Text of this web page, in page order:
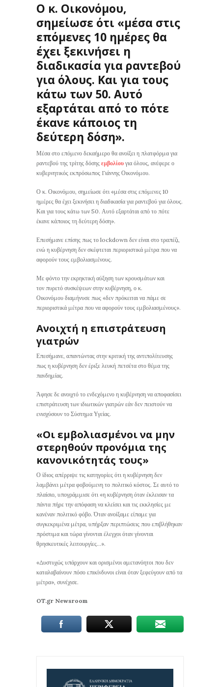
Ο κ. Οικονόμου,
σημείωσε ότι «μέσα στις
επόμενες 10 ημέρες θα
έχει ξεκινήσει η
διαδικασία για ραντεβού
για όλους. Και για τους
κάτω των 50. Αυτό
εξαρτάται από το πότε
έκανε κάποιος τη
δεύτερη δόση».
Μέσα στο επόμενο δεκαήμερο θα ανοίξει η πλατφόρμα για
ραντεβού της τρίτης δόσης εμβολίου για όλους, ανέφερε ο
κυβερνητικός εκπρόσωπος Γιάννης Οικονόμου.
Ο κ. Οικονόμου, σημείωσε ότι «μέσα στις επόμενες 10
ημέρες θα έχει ξεκινήσει η διαδικασία για ραντεβού για όλους.
Και για τους κάτω των 50. Αυτό εξαρτάται από το πότε
έκανε κάποιος τη δεύτερη δόση».
Επεσήμανε επίσης πως το lockdown δεν είναι στο τραπέζι,
ενώ η κυβέρνηση δεν σκέφτεται περιοριστικά μέτρα που να
αφορούν τους εμβολιασμένους.
Με φόντο την εκρηκτική αύξηση των κρουσμάτων και
τον πυρετό συσκέψεων στην κυβέρνηση, ο κ.
Οικονόμου διαμήνυσε πως «δεν πρόκειται να πάμε σε
περιοριστικά μέτρα που να αφορούν τους εμβολιασμένους».
Ανοιχτή η επιστράτευση
γιατρών
Επεσήμανε, απαντώντας στην κριτική της αντιπολίτευσης
πως η κυβέρνηση δεν έριξε λευκή πετσέτα στο θέμα της
πανδημίας.
Άφησε δε ανοιχτό το ενδεχόμενο η κυβέρνηση να αποφασίσει
επιστράτευση των ιδιωτικών γιατρών εάν δεν πειστούν να
ενισχύσουν το Σύστημα Υγείας.
«Οι εμβολιασμένοι να μην
στερηθούν προνόμια της
κανονικότητάς τους»
Ο ίδιος απέρριψε τις κατηγορίες ότι η κυβέρνηση δεν
λαμβάνει μέτρα φοβούμενη το πολιτικό κόστος. Σε αυτό το
πλαίσιο, υπογράμμισε ότι «η κυβέρνηση όταν έκλεισαν τα
πάντα πήρε την απόφαση να κλείσει και τις εκκλησίες με
κανέναν πολιτικό φόβο. Όταν ανοίξαμε είπαμε για
συγκεκριμένα μέτρα, υπήρξαν περιπτώσεις που επιβλήθηκαν
πρόστιμα και τώρα γίνονται έλεγχοι όταν γίνονται
θρησκευτικές λειτουργίες…».
«Δυστυχώς υπάρχουν και ορισμένοι αμετανόητοι που δεν
καταλαβαίνουν πόσο επικίνδυνοι είναι όταν ξεφεύγουν από τα
μέτρα», συνέχισε.
OT.gr Newsroom